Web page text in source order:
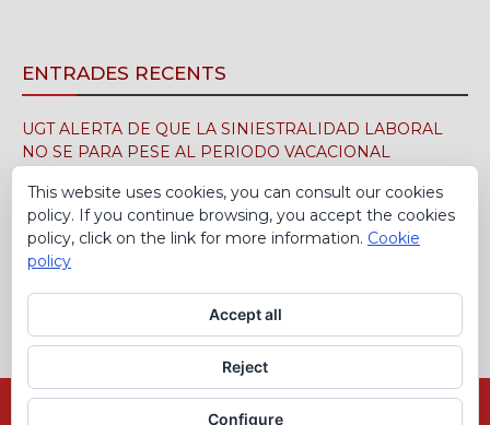
ENTRADES RECENTS
UGT ALERTA DE QUE LA SINIESTRALIDAD LABORAL
NO SE PARA PESE AL PERIODO VACACIONAL
UGT FICA FIRMA EN EL SIMA EL CONVENIO
COLECTIVO DE LA INDUSTRIA DEL CALZADO PARA EL
PERÍODO 2026-2029
30 de juliol de 2026
Avís Legal Política de cookies
This website uses cookies, you can consult our cookies
policy. If you continue browsing, you accept the cookies
policy, click on the link for more information. Cookie
policy
Accept all
Reject
Configure